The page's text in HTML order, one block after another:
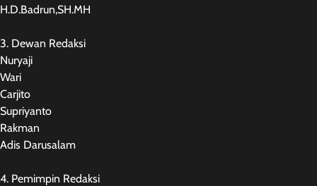
H.D.Badrun,SH.MH
3. Dewan Redaksi
Nuryaji
Wari
Carjito
Supriyanto
Rakman
Adis Darusalam
4. Pemimpin Redaksi